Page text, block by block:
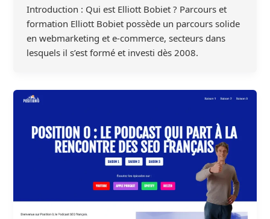
Introduction : Qui est Elliott Bobiet ? Parcours et
formation Elliott Bobiet possède un parcours solide
en webmarketing et e-commerce, secteurs dans
lesquels il s’est formé et investi dès 2008.